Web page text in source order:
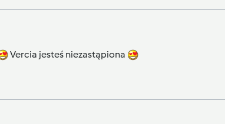
Vercia jesteś niezastąpiona